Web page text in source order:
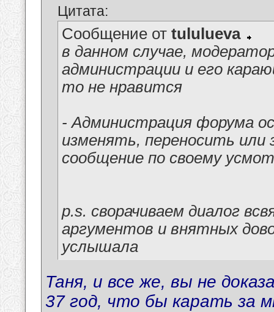
Цитата:
Сообщение от tululueva
в данном случае,
администрации и его
то не нравится
- Администрация форума
изменять, переносить
сообщение по своему
p.s. сворачиваем диалог
аргументов и внятных
услышала
Таня, и все же, вы не
37 год, что бы карать за